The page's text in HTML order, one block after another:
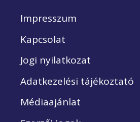
Impresszum
Kapcsolat
Jogi nyilatkozat
Adatkezelési tájékoztató
Médiaajánlat